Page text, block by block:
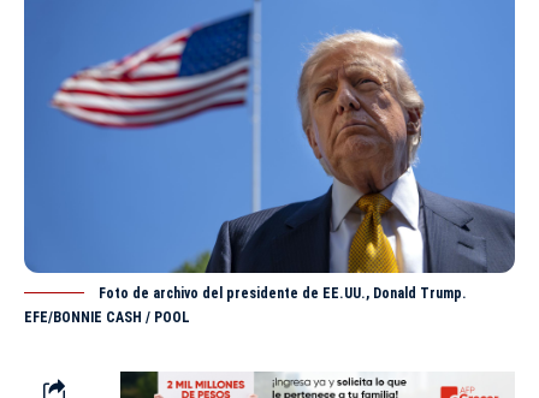
Foto de archivo del presidente de EE.UU., Donald Trump.
EFE/BONNIE CASH / POOL